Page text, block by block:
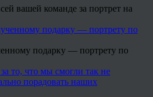
вашей команде за портрет на
подарку — портрету по